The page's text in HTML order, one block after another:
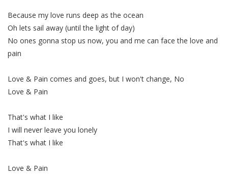
Because my love runs deep as the ocean
Oh lets sail away (until the light of day)
No ones gonna stop us now, you and me can face the love and
pain
Love & Pain comes and goes, but I won't change, No
Love & Pain
That's what I like
I will never leave you lonely
That's what I like
Love & Pain